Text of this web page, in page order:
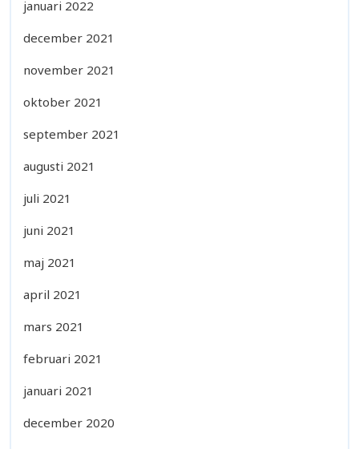
januari 2022
december 2021
november 2021
oktober 2021
september 2021
augusti 2021
juli 2021
juni 2021
maj 2021
april 2021
mars 2021
februari 2021
januari 2021
december 2020